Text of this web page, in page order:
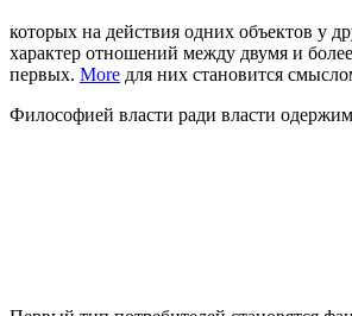
которых на действия одних объектов у
характер отношений между двумя и
первых. More для них становится
Философией власти ради власти